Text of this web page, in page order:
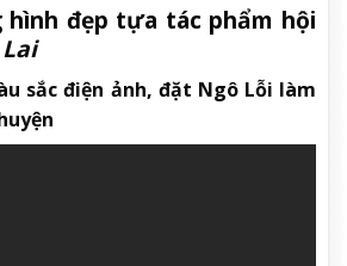
hình đẹp tựa tác phẩm hội
sắc điện ảnh, đặt Ngô Lỗi làm